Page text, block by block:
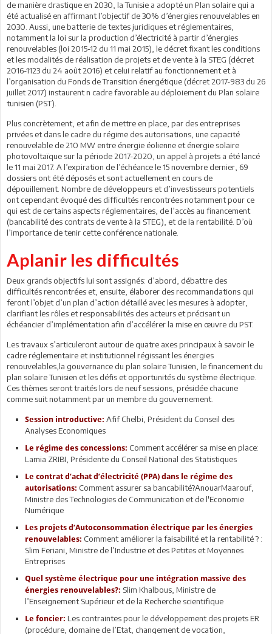
de manière drastique en 2030, la Tunisie a adopté un Plan solaire qui a
été actualisé en affirmant l’objectif de 30% d’énergies renouvelables en
2030. Aussi, une batterie de textes juridiques et réglementaires,
notamment la loi sur la production d’électricité à partir d’énergies
renouvelables (loi 2015-12 du 11 mai 2015), le décret fixant les conditions
et les modalités de réalisation de projets et de vente à la STEG (décret
2016-1123 du 24 août 2016) et celui relatif au fonctionnement et à
l’organisation du Fonds de Transition énergétique (décret 2017-983 du 26
juillet 2017) instaurent n cadre favorable au déploiement du Plan solaire
tunisien (PST).
Plus concrètement, et afin de mettre en place, par des entreprises
privées et dans le cadre du régime des autorisations, une capacité
renouvelable de 210 MW entre énergie éolienne et énergie solaire
photovoltaïque sur la période 2017-2020, un appel à projets a été lancé
le 11 mai 2017. A l’expiration de l’échéance le 15 novembre dernier, 69
dossiers ont été déposés et sont actuellement en cours de
dépouillement. Nombre de développeurs et d’investisseurs potentiels
ont cependant évoqué des difficultés rencontrées notamment pour ce
qui est de certains aspects réglementaires, de l’accès au financement
(bancabilité des contrats de vente à la STEG), et de la rentabilité. D’où
l’importance de tenir cette conférence nationale.
Aplanir les difficultés
Deux grands objectifs lui sont assignés: d’abord, débattre des
difficultés rencontrées et, ensuite, élaborer des recommandations qui
feront l’objet d’un plan d’action détaillé avec les mesures à adopter,
clarifiant les rôles et responsabilités des acteurs et précisant un
échéancier d’implémentation afin d’accélérer la mise en œuvre du PST.
Les travaux s’articuleront autour de quatre axes principaux à savoir le
cadre réglementaire et institutionnel régissant les énergies
renouvelables,la gouvernance du plan solaire Tunisien, le financement du
plan solaire Tunisien et les défis et opportunités du système électrique.
Ces thèmes seront traités lors de neuf sessions, présidée chacune
comme suit notamment par un membre du gouvernement.
Session introductive: Afif Chelbi, Président du Conseil des
Analyses Economiques
Le régime des concessions: Comment accélérer sa mise en place:
Lamia ZRIBI, Présidente du Conseil National des Statistiques
Le contrat d’achat d’électricité (PPA) dans le régime des
autorisations: Comment assurer sa bancabilité?AnouarMaarouf,
Ministre des Technologies de Communication et de l'Economie
Numérique
Les projets d’Autoconsommation électrique par les énergies
renouvelables: Comment améliorer la faisabilité et la rentabilité ? :
Slim Feriani, Ministre de l’Industrie et des Petites et Moyennes
Entreprises
Quel système électrique pour une intégration massive des
énergies renouvelables?: Slim Khalbous, Ministre de
l’Enseignement Supérieur et de la Recherche scientifique
Le foncier: Les contraintes pour le développement des projets ER
(procédure, domaine de l’Etat, changement de vocation,